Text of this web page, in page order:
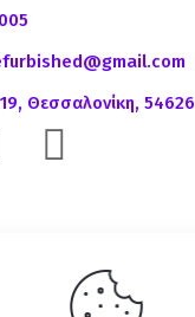
Θεσσαλονίκη, 54626